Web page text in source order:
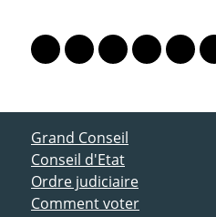
Lien vers le profil
Lien vers le profil
Lien vers le
Lien vers
Lien
ACCÈS DIRECT
Grand Conseil
Conseil d'Etat
Ordre judiciaire
Comment voter